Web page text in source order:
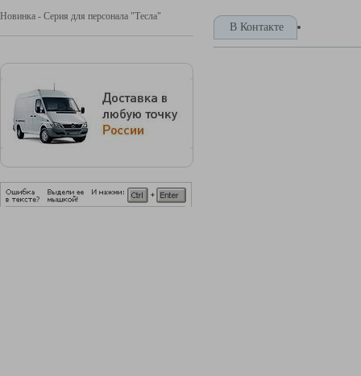
Новинка - Серия для персонала "Тесла"
В Контакте